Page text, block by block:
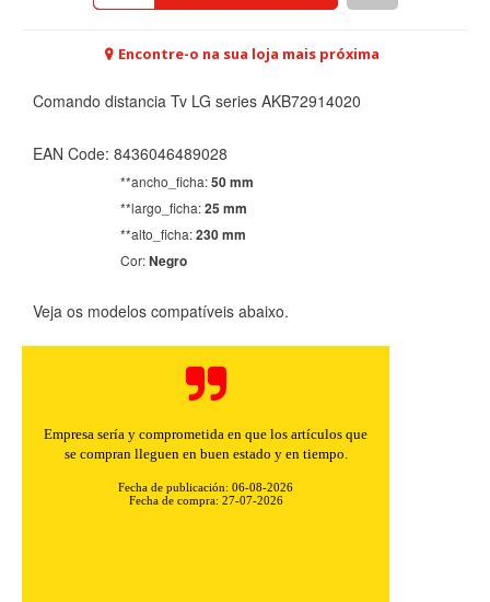
Encontre-o na sua loja mais próxima
Comando distancia Tv LG series AKB72914020
EAN Code: 8436046489028
**ancho_ficha:50 mm
**largo_ficha:25 mm
**alto_ficha:230 mm
Cor:Negro
Veja os modelos compatíveis abaixo.
Buenos precios y muy rápidos en el envío.
Fecha de compra: 30-07-2026